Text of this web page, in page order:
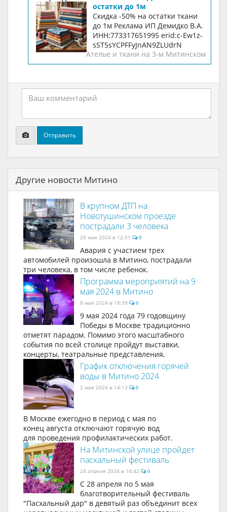
остатки до 1м
Скидка -50% на остатки ткани
до 1м Реклама ИП Демидко В.А.
ИНН:773317651995 erid:c-Ew1z-
sST5sYCPFFyJnAN9ZLUdrN
Ателье и ткани на 3-м Митинском
Отправить
Другие новости Митино
В крупном ДТП на
Новотушинском проезде
пострадали 3 человека
20 мая 2024 в 12:51 0
Авария с участием трех
автомобилей произошла в Митино, пострадали
три человека, в том числе ребенок.
Программа мероприятий на 9
мая 2024 в Митино
8 мая 2024 в 18:39 0
9 мая 2024 года 79 годовщину
Победы в Москве традиционно
отметят парадом. Помимо этого масштабного
события по всей столице пройдут выставки,
концерты, театральные представления,
График отключения горячей
воды в Митино 2024
2 мая 2024 в 14:13 0
В Москве ежегодно в период с мая по
конец августа отключают горячую вод
для проведения профилактических работ.
На Митинской улице пройдет
пасхальный фестиваль
24 апреля 2024 в 14:42 0
С 28 апреля по 5 мая
благотворительный фестиваль
"Пасхальный дар" в девятый раз объединит всех